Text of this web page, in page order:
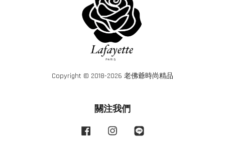
Copyright © 2018-2026 老佛爺時尚精品
關注我們
Facebook Instagram